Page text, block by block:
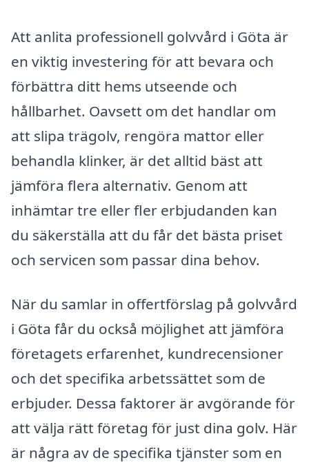
Att anlita professionell golvvård i Göta är
en viktig investering för att bevara och
förbättra ditt hems utseende och
hållbarhet. Oavsett om det handlar om
att slipa trägolv, rengöra mattor eller
behandla klinker, är det alltid bäst att
jämföra flera alternativ. Genom att
inhämtar tre eller fler erbjudanden kan
du säkerställa att du får det bästa priset
och servicen som passar dina behov.
När du samlar in offertförslag på golvvård
i Göta får du också möjlighet att jämföra
företagets erfarenhet, kundrecensioner
och det specifika arbetssättet som de
erbjuder. Dessa faktorer är avgörande för
att välja rätt företag för just dina golv. Här
är några av de specifika tjänster som en